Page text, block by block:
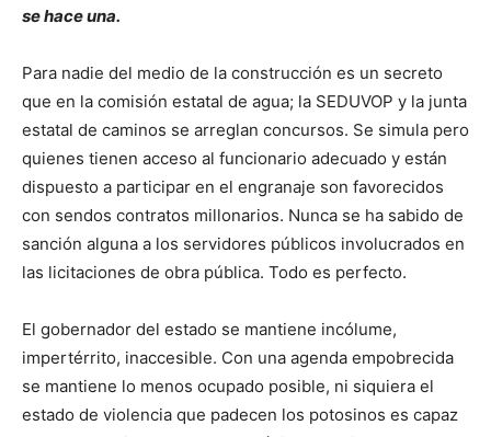
se hace una.
Para nadie del medio de la construcción es un secreto
que en la comisión estatal de agua; la SEDUVOP y la junta
estatal de caminos se arreglan concursos. Se simula pero
quienes tienen acceso al funcionario adecuado y están
dispuesto a participar en el engranaje son favorecidos
con sendos contratos millonarios. Nunca se ha sabido de
sanción alguna a los servidores públicos involucrados en
las licitaciones de obra pública. Todo es perfecto.
El gobernador del estado se mantiene incólume,
impertérrito, inaccesible. Con una agenda empobrecida
se mantiene lo menos ocupado posible, ni siquiera el
estado de violencia que padecen los potosinos es capaz